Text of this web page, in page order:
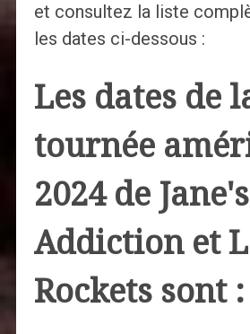
et consultez la liste
les dates ci-dessous :
Les dates de
tournée
2024 de Jane's
Addiction et
Rockets sont :